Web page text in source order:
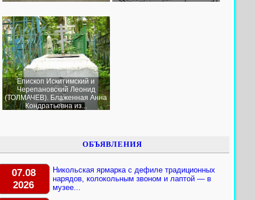
Епископ Искитимский и
Черепановский Леонид
(ТОЛМАЧЕВ). Блаженная Анна
Кондратьевна из...
ОБЪЯВЛЕНИЯ
07.08
2026
Никольская ярмарка с дефиле традиционных
нарядов, колокольным звоном и лаптой — в
музее...